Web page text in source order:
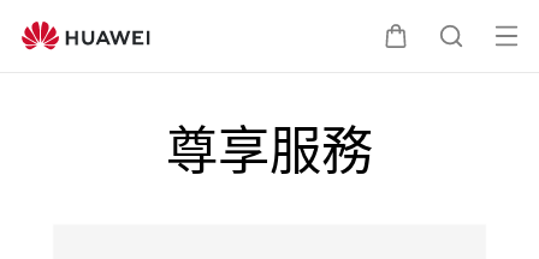
Mate
打
尊享服務